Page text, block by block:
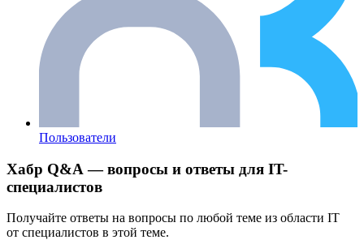
Пользователи
Хабр Q&A — вопросы и ответы для IT-
специалистов
Получайте ответы на вопросы по любой теме из области IT
от специалистов в этой теме.